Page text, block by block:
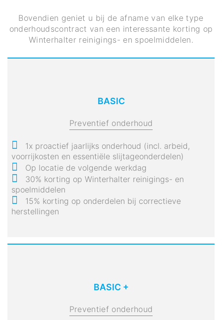
Bovendien geniet u bij de afname van elke type
onderhoudscontract van een interessante korting op
Winterhalter reinigings- en spoelmiddelen.
BASIC
Preventief onderhoud
1x proactief jaarlijks onderhoud (incl. arbeid,
voorrijkosten en essentiële slijtageonderdelen)
Op locatie de volgende werkdag
30% korting op Winterhalter reinigings- en
spoelmiddelen
15% korting op onderdelen bij correctieve
herstellingen
BASIC +
Preventief onderhoud